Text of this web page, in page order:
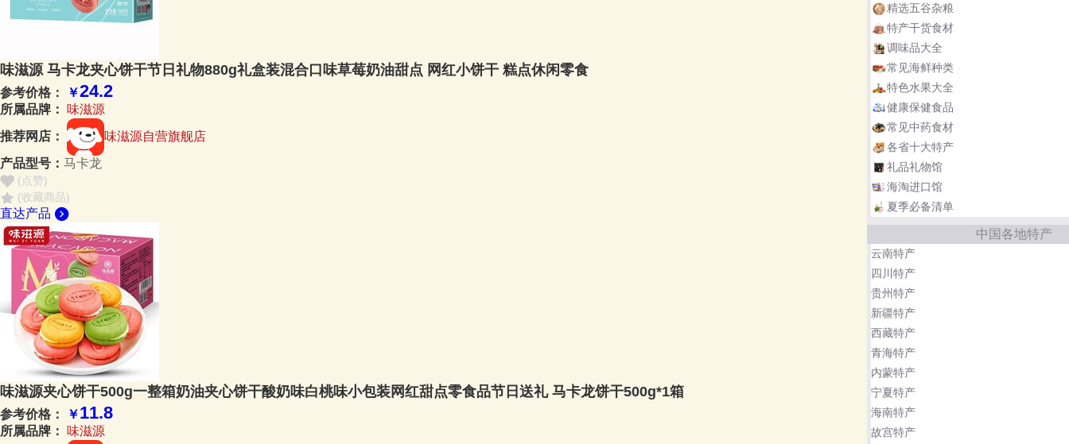
味滋源 马卡龙夹心饼干节日礼物880g礼盒装混合口味草莓奶油甜点 网红小饼干 糕点休闲零食
参考价格： ￥24.2
所属品牌：
味滋源
推荐网店：
味滋源自营旗舰店
产品型号： 马卡龙
(点赞)
(收藏商品)
直达产品
味滋源夹心饼干500g一整箱奶油夹心饼干酸奶味白桃味小包装网红甜点零食品节日送礼 马卡龙饼干500g*1箱
参考价格： ￥11.8
所属品牌：
味滋源
精选五谷杂粮
特产干货食材
调味品大全
常见海鲜种类
特色水果大全
健康保健食品
常见中药食材
各省十大特产
礼品礼物馆
海淘进口馆
夏季必备清单
中国各地特产
云南特产
四川特产
贵州特产
新疆特产
西藏特产
青海特产
内蒙特产
宁夏特产
海南特产
故宫特产